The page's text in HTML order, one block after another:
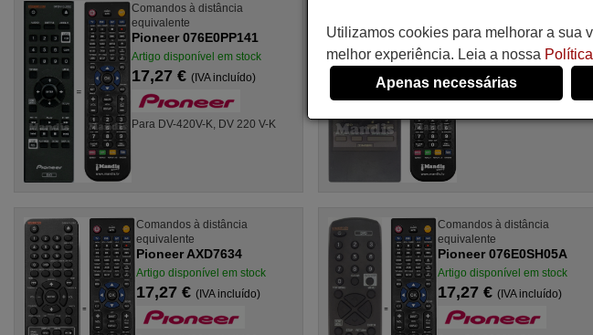
Comandos à distância
equivalente
Pioneer 076E0PP141
Artigo disponível em stock
17,27 € (IVA incluído)
Para DV-420V-K, DV 220 V-K
CU-DC011
Artigo disponível em stock
17,27 €
Comandos à distância
equivalente
Pioneer AXD7634
Artigo disponível em stock
17,27 €(IVA incluído)
Comandos à distância
equivalente
Pioneer 076E0SH05A
Artigo disponível em stock
17,27 €(IVA incluído)
Utilizamos cookies para melhorar a sua
melhor experiência. Leia a nossa
Apenas necessárias